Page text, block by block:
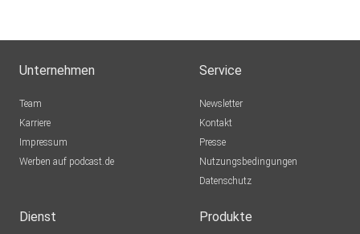
Unternehmen
Team
Karriere
Impressum
Werben auf podcast.de
Service
Newsletter
Kontakt
Presse
Nutzungsbedingungen
Datenschutz
Dienst Produkte